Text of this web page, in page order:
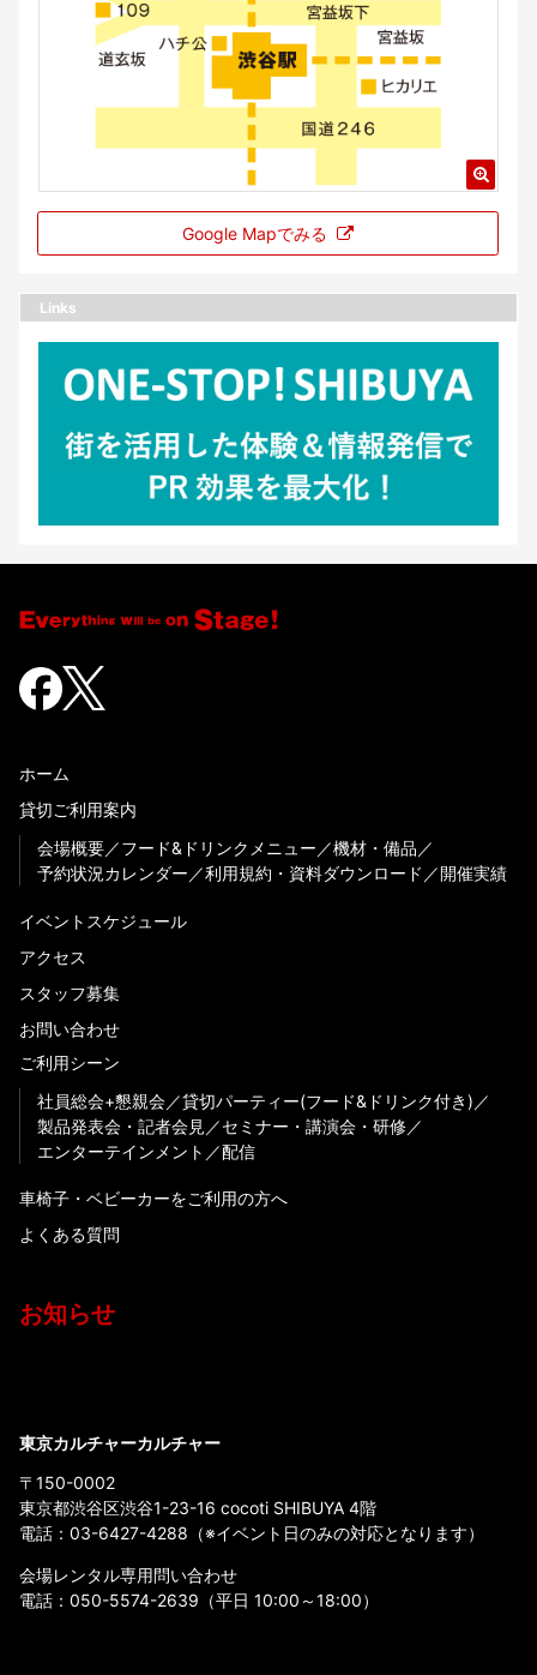
Google Mapでみる
Links
ホーム
貸切ご利用案内
会場概要
フード&ドリンクメニュー
機材・備品
予約状況カレンダー
利用規約・資料ダウンロード 開催実績
イベントスケジュール
アクセス
スタッフ募集
お問い合わせ
ご利用シーン
社員総会+懇親会
貸切パーティー(フード&ドリンク付き)
製品発表会・記者会見
セミナー・講演会・研修
エンターテインメント
配信
車椅子・ベビーカーをご利用の方へ
よくある質問
お知らせ
東京カルチャーカルチャー
〒150-0002
東京都渋谷区渋谷1-23-16 cocoti SHIBUYA 4階
電話： 03-6427-4288 （※イベント日のみの対応となります）
会場レンタル専用問い合わせ
電話： 050-5574-2639 （平日 10:00～18:00）